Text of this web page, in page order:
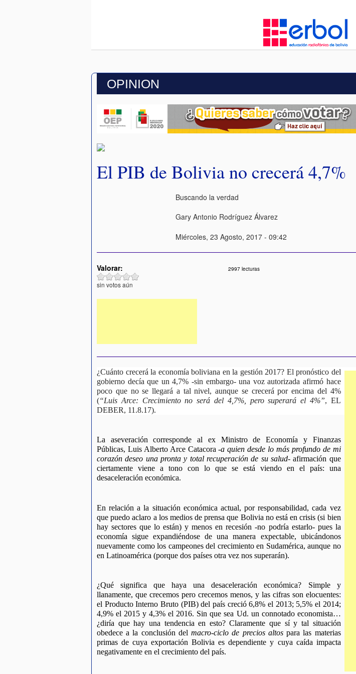
OPINION
El PIB de Bolivia no crecerá 4,7%
Buscando la verdad
Gary Antonio Rodríguez Álvarez
Miércoles, 23 Agosto, 2017 - 09:42
Valorar:
sin votos aún
2997 lecturas
¿Cuánto crecerá la economía boliviana en la gestión 2017? El pronóstico del
gobierno decía que un 4,7% -sin embargo- una voz autorizada afirmó hace
poco que no se llegará a tal nivel, aunque se crecerá por encima del 4%
(“Luis Arce: Crecimiento no será del 4,7%, pero superará el 4%”, EL
DEBER, 11.8.17).
La aseveración corresponde al ex Ministro de Economía y Finanzas
Públicas, Luis Alberto Arce Catacora -a quien desde lo más profundo de mi
corazón deseo una pronta y total recuperación de su salud- afirmación que
ciertamente viene a tono con lo que se está viendo en el país: una
desaceleración económica.
En relación a la situación económica actual, por responsabilidad, cada vez
que puedo aclaro a los medios de prensa que Bolivia no está en crisis (si bien
hay sectores que lo están) y menos en recesión -no podría estarlo- pues la
economía sigue expandiéndose de una manera expectable, ubicándonos
nuevamente como los campeones del crecimiento en Sudamérica, aunque no
en Latinoamérica (porque dos países otra vez nos superarán).
¿Qué significa que haya una desaceleración económica? Simple y
llanamente, que crecemos pero crecemos menos, y las cifras son elocuentes:
el Producto Interno Bruto (PIB) del país creció 6,8% el 2013; 5,5% el 2014;
4,9% el 2015 y 4,3% el 2016. Sin que sea Ud. un connotado economista…
¿diría que hay una tendencia en esto? Claramente que sí y tal situación
obedece a la conclusión del macro-ciclo de precios altos para las materias
primas de cuya exportación Bolivia es dependiente y cuya caída impacta
negativamente en el crecimiento del país.